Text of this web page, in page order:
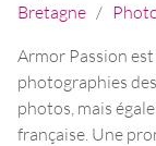
Bretagne /
Armor Passion
photographies
photos, mais
française. Une